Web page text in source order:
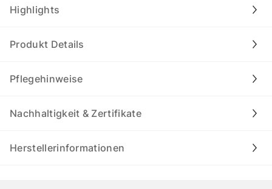
Highlights
Produkt Details
Pflegehinweise
Nachhaltigkeit & Zertifikate
Herstellerinformationen